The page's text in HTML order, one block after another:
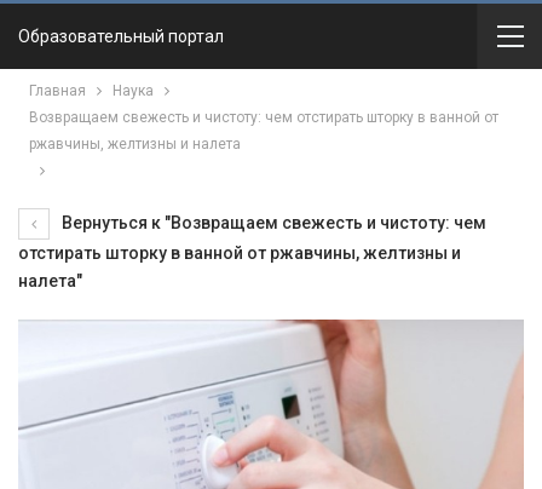
Образовательный портал
Главная
Наука
Возвращаем свежесть и чистоту: чем отстирать шторку в ванной от
ржавчины, желтизны и налета
Вернуться к "Возвращаем свежесть и чистоту: чем
отстирать шторку в ванной от ржавчины, желтизны и
налета"